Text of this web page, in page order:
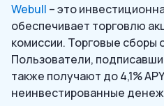
Webull – это
обеспечивает торговлю
комиссии. Торговые сборы
Пользователи,
также получают до 4,1%
неинвестированные